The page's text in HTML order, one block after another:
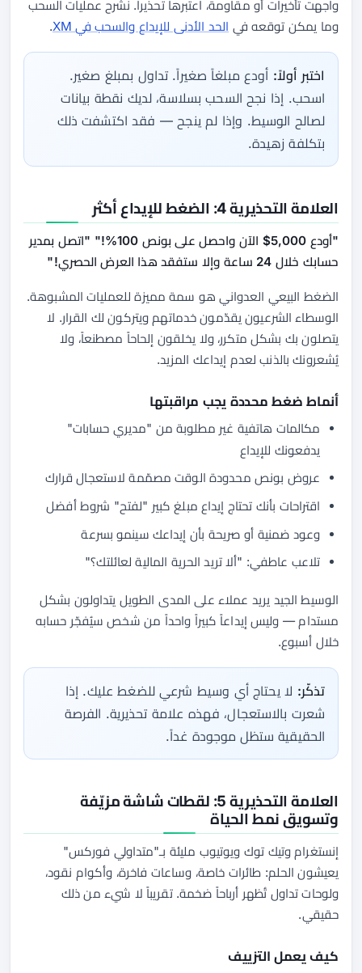
واجهت تأخيرات أو مقاومة، اعتبرها تحذيراً. نشرح عمليات السحب
وما يمكن توقعه في الحد الأدنى للإيداع والسحب في XM .
اختبر أولاً: أودع مبلغاً صغيراً. تداول بمبلغ صغير.
اسحب. إذا نجح السحب بسلاسة، لديك نقطة بيانات
لصالح الوسيط. وإذا لم ينجح — فقد اكتشفت ذلك
بتكلفة زهيدة.
العلامة التحذيرية 4: الضغط للإيداع أكثر
"أودع 5,000$ الآن واحصل على بونص 100%!" "اتصل بمدير
حسابك خلال 24 ساعة وإلا ستفقد هذا العرض الحصري!"
الضغط البيعي العدواني هو سمة مميزة للعمليات المشبوهة.
الوسطاء الشرعيون يقدّمون خدماتهم ويتركون لك القرار. لا
يتصلون بك بشكل متكرر، ولا يخلقون إلحاحاً مصطنعاً، ولا
يُشعرونك بالذنب لعدم إيداعك المزيد.
أنماط ضغط محددة يجب مراقبتها
مكالمات هاتفية غير مطلوبة من "مديري حسابات"
يدفعونك للإيداع
عروض بونص محدودة الوقت مصمّمة لاستعجال قرارك
اقتراحات بأنك تحتاج إيداع مبلغ كبير "لفتح" شروط أفضل
وعود ضمنية أو صريحة بأن إيداعك سينمو بسرعة
تلاعب عاطفي: "ألا تريد الحرية المالية لعائلتك؟"
الوسيط الجيد يريد عملاء على المدى الطويل يتداولون بشكل
مستدام — وليس إيداعاً كبيراً واحداً من شخص سيُفجّر حسابه
خلال أسبوع.
تذكّر: لا يحتاج أي وسيط شرعي للضغط عليك. إذا
شعرت بالاستعجال، فهذه علامة تحذيرية. الفرصة
الحقيقية ستظل موجودة غداً.
العلامة التحذيرية 5: لقطات شاشة مزيّفة
وتسويق نمط الحياة
إنستغرام وتيك توك ويوتيوب مليئة بـ"متداولي فوركس"
يعيشون الحلم: طائرات خاصة، وساعات فاخرة، وأكوام نقود،
ولوحات تداول تُظهر أرباحاً ضخمة. تقريباً لا شيء من ذلك
حقيقي.
كيف يعمل التزييف